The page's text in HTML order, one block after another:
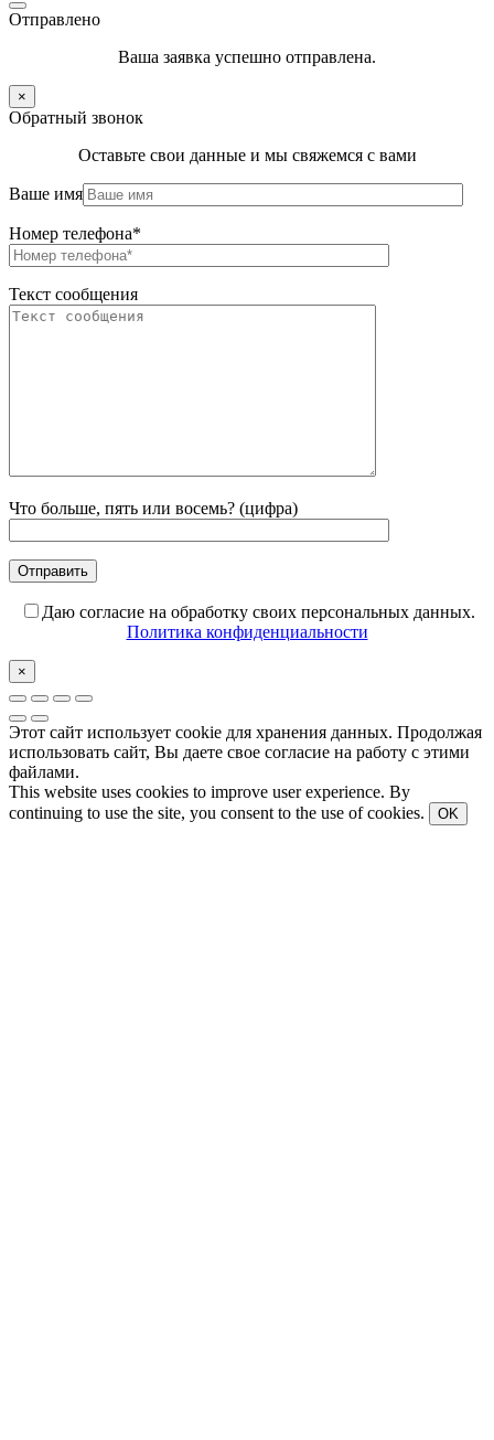
Отправлено
Ваша заявка успешно отправлена.
×
Обратный звонок
Оставьте свои данные и мы свяжемся с вами
Ваше имя
Номер телефона*
Текст сообщения
Что больше, пять или восемь? (цифра)
Даю согласие на обработку своих персональных данных.
Политика конфиденциальности
×
Этот сайт использует cookie для хранения данных. Продолжая
использовать сайт, Вы даете свое согласие на работу с этими
файлами.
This website uses cookies to improve user experience. By
continuing to use the site, you consent to the use of cookies.
OK